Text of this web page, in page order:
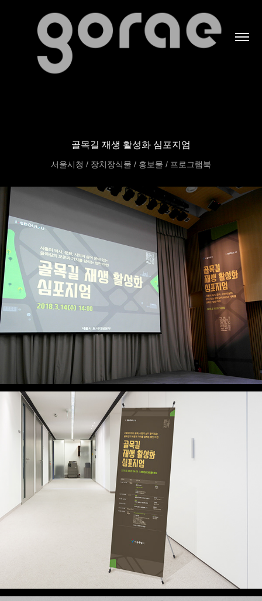
골목길 재생 활성화 심포지엄
서울시청 / 장치장식물 / 홍보물 / 프로그램북